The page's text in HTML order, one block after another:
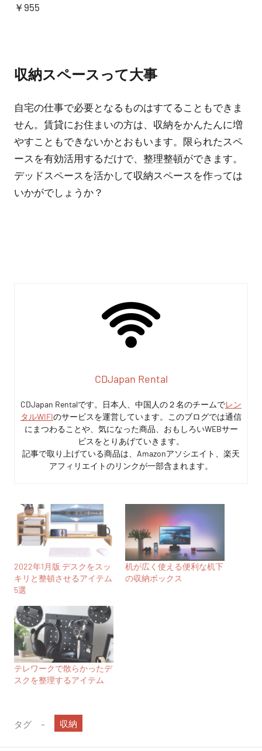
￥955
収納スペースって大事
自宅の仕事で必要となるものはすてることもできま
せん。賃貸にお住まいの方は、収納をかんたんに増
やすこともできないかとおもいます。限られたスペ
ースを有効活用するだけで、整理整頓ができます。
デッドスペースを活かして収納スペースを作っては
いかがでしょうか？
CDJapan Rental
CDJapan Rentalです。日本人、中国人の２名のチームでレン
タルWIFIのサービスを運営しています。このブログでは通信
にまつわることや、気になった商品、おもしろいWEBサー
ビスをとりあげていきます。
記事で取り上げている商品は、Amazonアソシエイト、楽天
アフィリエイトのリンクが一部含まれます。
2022年1月版 デスクをスッ
キリと整頓させるアイテム
5選
机が広く使える便利な机下
の収納ボックス
テレワークで散らかったデ
スクを整理するアイテム
タグ 収納